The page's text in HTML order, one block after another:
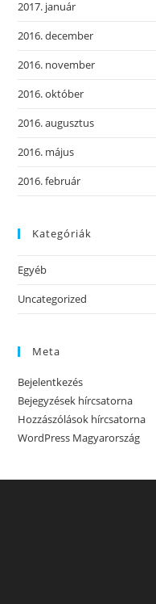
2017. január
2016. december
2016. november
2016. október
2016. augusztus
2016. május
2016. február
Kategóriák
Egyéb
Uncategorized
Meta
Bejelentkezés
Bejegyzések hírcsatorna
Hozzászólások hírcsatorna
WordPress Magyarország